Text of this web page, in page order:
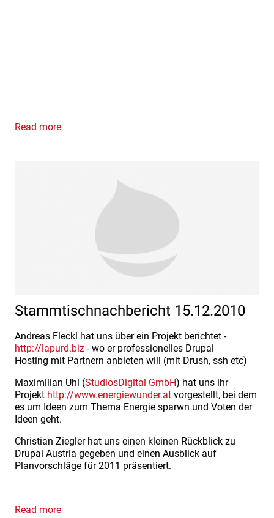
Read more
Stammtischnachbericht 15.12.2010
Andreas Fleckl hat uns über ein Projekt berichtet -
http://lapurd.biz - wo er professionelles Drupal
Hosting mit Partnern anbieten will (mit Drush, ssh etc)
Maximilian Uhl (StudiosDigital GmbH) hat uns ihr
Projekt http://www.energiewunder.at vorgestellt, bei dem
es um Ideen zum Thema Energie sparwn und Voten der
Ideen geht.
Christian Ziegler hat uns einen kleinen Rückblick zu
Drupal Austria gegeben und einen Ausblick auf
Planvorschläge für 2011 präsentiert.
Read more